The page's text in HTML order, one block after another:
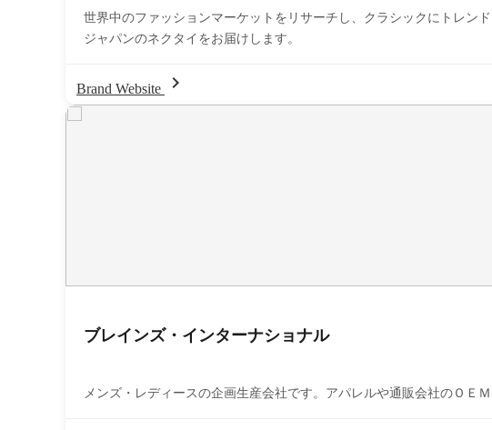
世界中のファッションマーケットをリサーチし、クラシックにトレン
ジャパンのネクタイをお届けします。
Brand Website chevron_right
ブレインズ・インターナショナル
メンズ・レディースの企画生産会社です。アパレルや通販会社のＯＥ